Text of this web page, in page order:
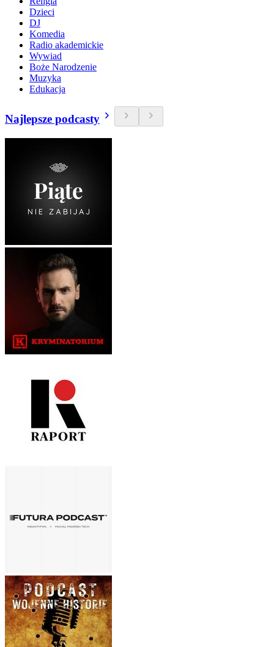
Dzieci
DJ
Komedia
Radio akademickie
Wywiad
Boże Narodzenie
Muzyka
Edukacja
Najlepsze podcasty